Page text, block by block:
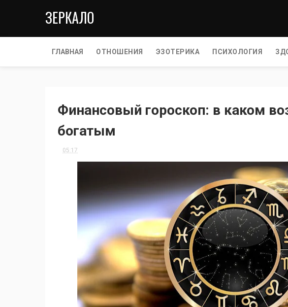
ЗЕРКАЛО
ГЛАВНАЯ ОТНОШЕНИЯ ЭЗОТЕРИКА ПСИХОЛОГИЯ
Финансовый гороскоп: в каком
богатым
05:17